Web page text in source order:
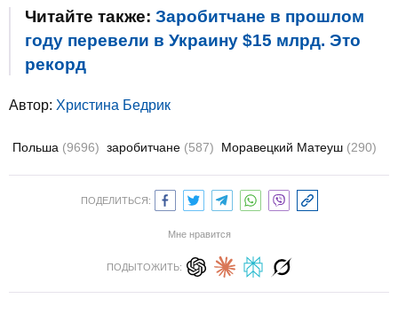
Читайте также: Заробитчане в прошлом
году перевели в Украину $15 млрд. Это
рекорд
Автор: Христина Бедрик
Польша (9696) заробитчане (587) Моравецкий Матеуш (290)
ПОДЕЛИТЬСЯ:
Мне нравится
ПОДЫТОЖИТЬ: